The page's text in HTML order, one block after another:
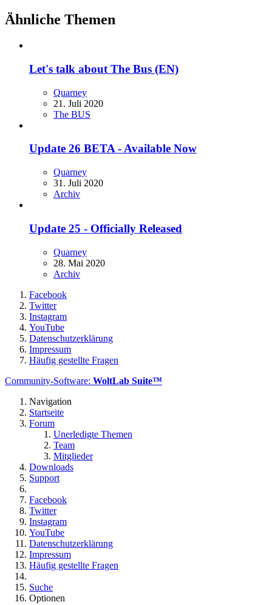
Ähnliche Themen
Let's talk about The Bus (EN)
Quarney
21. Juli 2020
The BUS
Update 26 BETA - Available Now
Quarney
31. Juli 2020
Archiv
Update 25 - Officially Released
Quarney
28. Mai 2020
Archiv
Facebook
Twitter
Instagram
YouTube
Datenschutzerklärung
Impressum
Häufig gestellte Fragen
Community-Software: WoltLab Suite™
Navigation
Startseite
Forum
Unerledigte Themen
Team
Mitglieder
Downloads
Support
Facebook
Twitter
Instagram
YouTube
Datenschutzerklärung
Impressum
Häufig gestellte Fragen
Suche
Optionen